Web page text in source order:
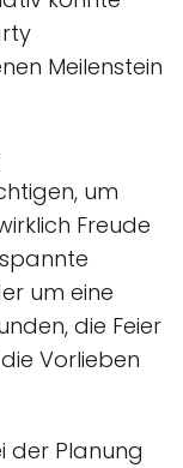
Meilenstein
um
Freude
um eine
die Feier
Vorlieben
der Planung